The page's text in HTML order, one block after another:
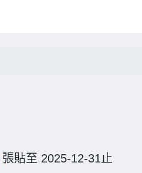
張貼至 2025-12-31止